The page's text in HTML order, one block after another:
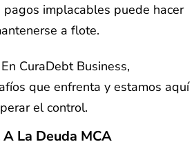
implacables puede hacer
a flote.
CuraDebt Business,
que enfrenta y estamos aquí
el control.
La Deuda MCA